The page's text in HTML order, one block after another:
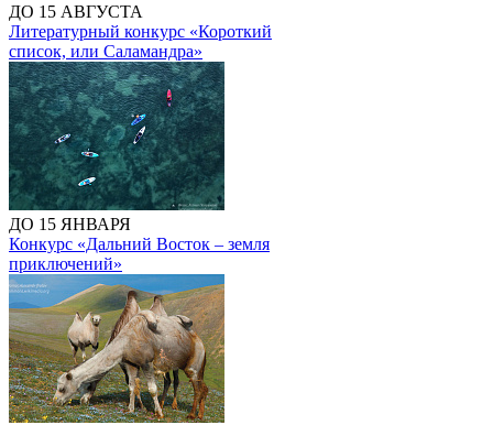
ДО 15 АВГУСТА
Литературный конкурс «Короткий
список, или Саламандра»
ДО 15 ЯНВАРЯ
Конкурс «Дальний Восток – земля
приключений»